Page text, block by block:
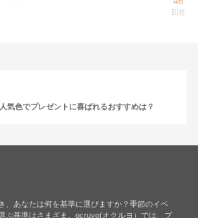
回答
気色でプレゼントに喜ばれるおすすめは？
、あなたは何を基準に選びますか？季節のイベ
ぶ基準はさまざま。ocruyo(オクルヨ）では、プ